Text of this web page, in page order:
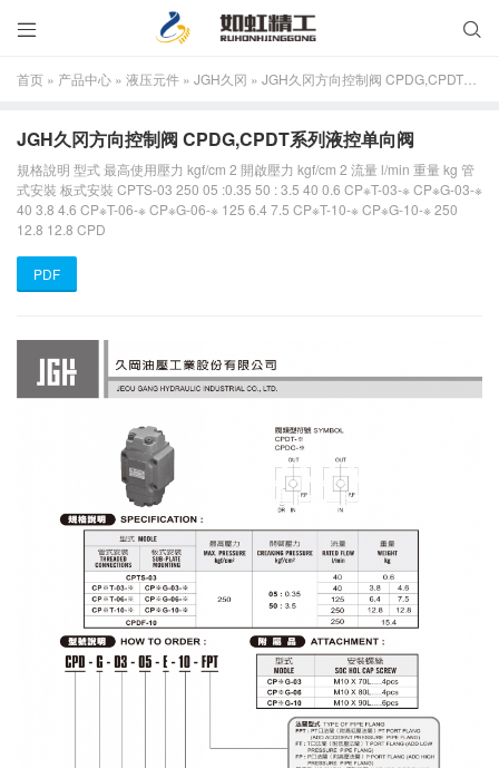


首页 » 产品中心 » 液压元件 » JGH久冈 » JGH久冈方向控制阀 CPDG,CPDT系列液控单向阀
JGH久冈方向控制阀 CPDG,CPDT系列液控单向阀
規格說明 型式 最高使用壓力 kgf/cm 2 開啟壓力 kgf/cm 2 流量 l/min 重量 kg 管
式安裝 板式安裝 CPTS-03 250 05 :0.35 50 : 3.5 40 0.6 CP※T-03-※ CP※G-03-※
40 3.8 4.6 CP※T-06-※ CP※G-06-※ 125 6.4 7.5 CP※T-10-※ CP※G-10-※ 250
12.8 12.8 CPD
PDF